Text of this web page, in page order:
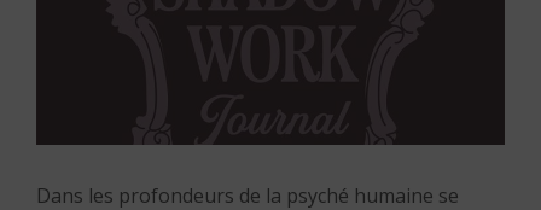
Dans les profondeurs de la psyché humaine se